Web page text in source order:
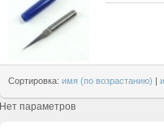
Сортировка: имя (по возрастанию) |
Нет параметров